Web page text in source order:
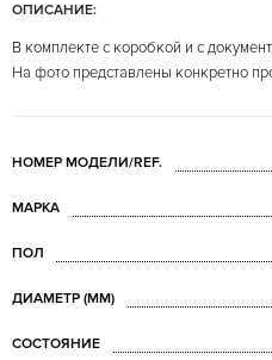
ОПИСАНИЕ:
В комплекте с коробкой и с
На фото представлены конкретно
НОМЕР МОДЕЛИ/REF.
МАРКА
ПОЛ
ДИАМЕТР (MM)
СОСТОЯНИЕ